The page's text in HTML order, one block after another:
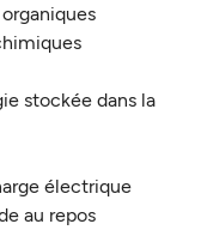
stockée dans la
électrique
au repos